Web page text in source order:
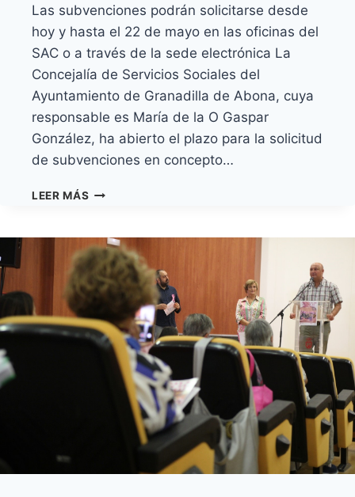
Las subvenciones podrán solicitarse desde
hoy y hasta el 22 de mayo en las oficinas del
SAC o a través de la sede electrónica La
Concejalía de Servicios Sociales del
Ayuntamiento de Granadilla de Abona, cuya
responsable es María de la O Gaspar
González, ha abierto el plazo para la solicitud
de subvenciones en concepto…
LEER MÁS SERVICIOS
EL
PLAZO
PARA
SOLICITAR
AYUDAS
PARA
PERSONAS
MAYORES
DISCAPACIDAD